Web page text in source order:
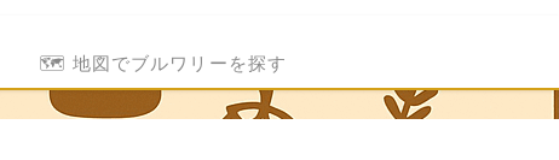
🗺️ 地図でブルワリーを探す